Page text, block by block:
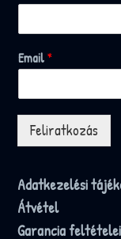
Email*
Feliratkozás
Adatkezelési
Átvétel
Garancia feltételei